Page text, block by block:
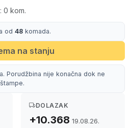
0 kom.
od 48 komada.
na stanju
Porudžbina nije konačna dok ne
DOLAZAK
+10.368 19.08.26.